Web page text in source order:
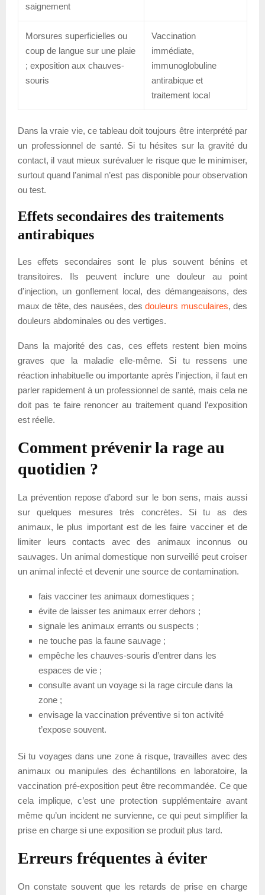
saignement
Morsures superficielles ou
coup de langue sur une plaie
; exposition aux chauves-
souris
Vaccination
immédiate,
immunoglobuline
antirabique et
traitement local
Dans la vraie vie, ce tableau doit toujours être interprété par
un professionnel de santé. Si tu hésites sur la gravité du
contact, il vaut mieux surévaluer le risque que le minimiser,
surtout quand l’animal n’est pas disponible pour observation
ou test.
Effets secondaires des traitements
antirabiques
Les effets secondaires sont le plus souvent bénins et
transitoires. Ils peuvent inclure une douleur au point
d’injection, un gonflement local, des démangeaisons, des
maux de tête, des nausées, desdouleurs musculaires, des
douleurs abdominales ou des vertiges.
Dans la majorité des cas, ces effets restent bien moins
graves que la maladie elle-même. Si tu ressens une
réaction inhabituelle ou importante après l’injection, il faut en
parler rapidement à un professionnel de santé, mais cela ne
doit pas te faire renoncer au traitement quand l’exposition
est réelle.
Comment prévenir la rage au
quotidien ?
La prévention repose d’abord sur le bon sens, mais aussi
sur quelques mesures très concrètes. Si tu as des
animaux, le plus important est de les faire vacciner et de
limiter leurs contacts avec des animaux inconnus ou
sauvages. Un animal domestique non surveillé peut croiser
un animal infecté et devenir une source de contamination.
fais vacciner tes animaux domestiques ;
évite de laisser tes animaux errer dehors ;
signale les animaux errants ou suspects ;
ne touche pas la faune sauvage ;
empêche les chauves-souris d’entrer dans les
espaces de vie ;
consulte avant un voyage si la rage circule dans la
zone ;
envisage la vaccination préventive si ton activité
t’expose souvent.
Si tu voyages dans une zone à risque, travailles avec des
animaux ou manipules des échantillons en laboratoire, la
vaccination pré-exposition peut être recommandée. Ce que
cela implique, c’est une protection supplémentaire avant
même qu’un incident ne survienne, ce qui peut simplifier la
prise en charge si une exposition se produit plus tard.
Erreurs fréquentes à éviter
On constate souvent que les retards de prise en charge